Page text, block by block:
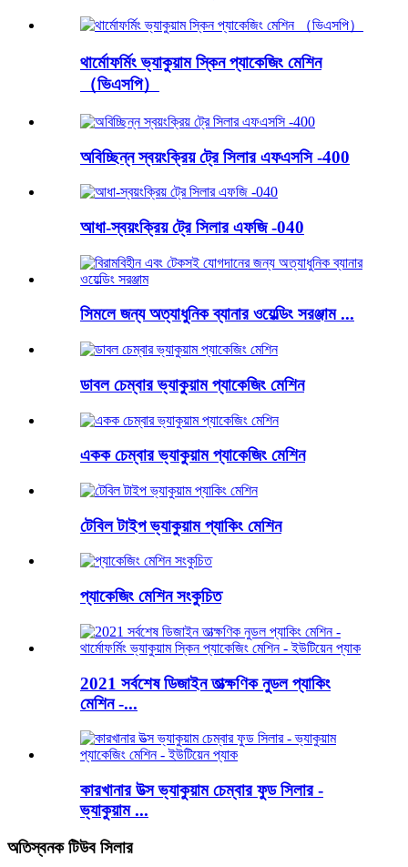
থার্মোফর্মিং ভ্যাকুয়াম স্কিন প্যাকেজিং মেশিন
（ভিএসপি）
অবিচ্ছিন্ন স্বয়ংক্রিয় ট্রে সিলার এফএসসি -400
আধা-স্বয়ংক্রিয় ট্রে সিলার এফজি -040
সিমলে জন্য অত্যাধুনিক ব্যানার ওয়েল্ডিং সরঞ্জাম ...
ডাবল চেম্বার ভ্যাকুয়াম প্যাকেজিং মেশিন
একক চেম্বার ভ্যাকুয়াম প্যাকেজিং মেশিন
টেবিল টাইপ ভ্যাকুয়াম প্যাকিং মেশিন
প্যাকেজিং মেশিন সংকুচিত
2021 সর্বশেষ ডিজাইন তাত্ক্ষণিক নুডল প্যাকিং
মেশিন -...
কারখানার উত্স ভ্যাকুয়াম চেম্বার ফুড সিলার -
ভ্যাকুয়াম ...
অতিস্বনক টিউব সিলার